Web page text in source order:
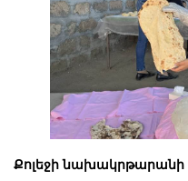
Քոլեջի նախակրթարանի